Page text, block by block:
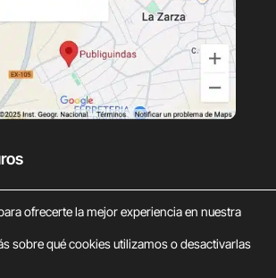
ofrecerte la mejor experiencia en nuestra
sobre qué cookies utilizamos o desactivarlas